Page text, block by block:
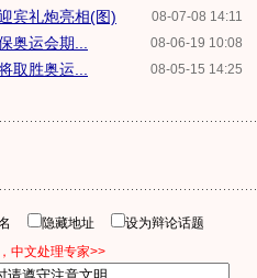
08-07-08 14:11
宾礼炮亮相(图)
08-06-19 10:08
奥运会期...
08-05-15 14:25
取胜奥运...
隐藏地址
设为辩论话题
中文处理专家>>